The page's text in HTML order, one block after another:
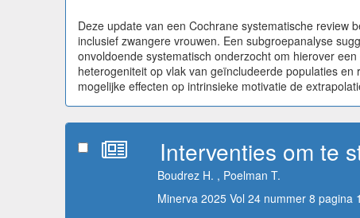
Deze update van een Cochrane systematische review
inclusief zwangere vrouwen. Een subgroepanalyse
onvoldoende systematisch onderzocht om hierover
heterogeniteit op vlak van geïncludeerde populaties
mogelijke effecten op intrinsieke motivatie de
Interventies om te
Boudrez H. , Poelman T.
Minerva 2025 Vol 24 nummer 8 pagina